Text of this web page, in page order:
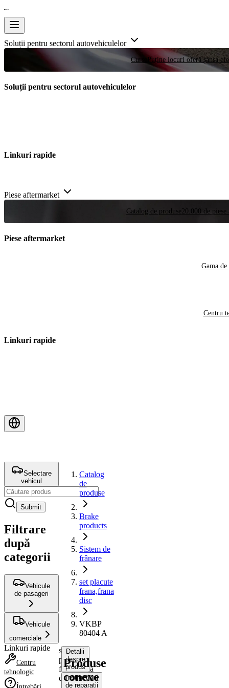
Soluții pentru sectorul autovehiculelor
Curse Puține locuri oferă șansa
Soluții pentru sectorul autovehiculelor
Linkuri rapide
Piese aftermarket
Catalog de produse 20.000 de
Piese aftermarket
Gama de
Centru
Linkuri rapide
Selectare
vehicul
Submit
Filtrare
după
categorii
Vehicule
de pasageri
Vehicule
comerciale
Linkuri rapide
Centru
tehnologic
Catalog
de
produse
Brake
products
Sistem de
frânare
set placute
frana,frana
disc
VKBP
80404 A
set
placute
frana,frana
disc
Detalii
despre
produs
Instrucțiuni
de reparații
Produse
conexe